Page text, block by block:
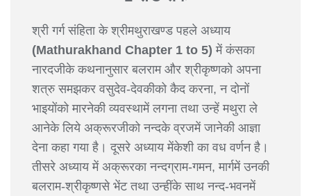
श्री गर्ग संहिता के श्रीमथुराखण्ड पहले अध्याय
(Mathurakhand Chapter 1 to 5) में कंसका
नारदजीके कथनानुसार बलराम और श्रीकृष्णको अपना
शत्रु समझकर वसुदेव-देवकीको कैद करना, न दोनों
भाइयोंको मारनेकी व्यवस्थामें लगना तथा उन्हें मथुरा ले
आनेके लिये अक्रूरजीको नन्दके व्रजमें जानेकी आज्ञा
देना कहा गया है। दूसरे अध्याय मेंकेशी का वध वर्णन है।
तीसरे अध्याय में अक्रूरका नन्दग्राम-गमन, मार्गमें उनकी
बलराम-श्रीकृष्णसे भेंट तथा उन्हींके साथ नन्द-भवनमें